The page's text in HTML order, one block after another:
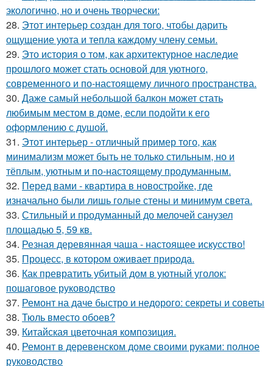
экологично, но и очень творчески:
28. Этот интерьер создан для того, чтобы дарить
ощущение уюта и тепла каждому члену семьи.
29. Это история о том, как архитектурное наследие
прошлого может стать основой для уютного,
современного и по-настоящему личного пространства.
30. Даже самый небольшой балкон может стать
любимым местом в доме, если подойти к его
оформлению с душой.
31. Этот интерьер - отличный пример того, как
минимализм может быть не только стильным, но и
тёплым, уютным и по-настоящему продуманным.
32. Перед вами - квартира в новостройке, где
изначально были лишь голые стены и минимум света.
33. Стильный и продуманный до мелочей санузел
площадью 5, 59 кв.
34. Резная деревянная чаша - настоящее искусство!
35. Процесс, в котором оживает природа.
36. Как превратить убитый дом в уютный уголок:
пошаговое руководство
37. Ремонт на даче быстро и недорого: секреты и советы
38. Тюль вместо обоев?
39. Китайская цветочная композиция.
40. Ремонт в деревенском доме своими руками: полное
руководство